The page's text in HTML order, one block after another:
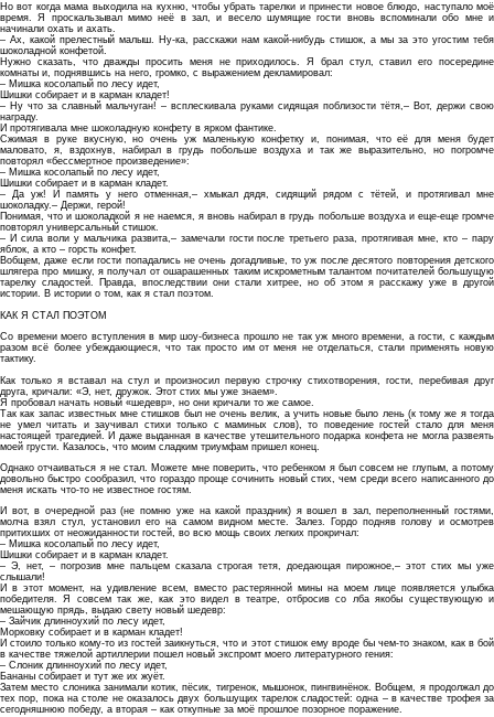
Но вот когда мама выходила на кухню, чтобы убрать тарелки и принести новое блюдо, наступало моё
время. Я проскальзывал мимо неё в зал, и весело шумящие гости вновь вспоминали обо мне и
начинали охать и ахать.
– Ах, какой прелестный малыш. Ну-ка, расскажи нам какой-нибудь стишок, а мы за это угостим тебя
шоколадной конфетой.
Нужно сказать, что дважды просить меня не приходилось. Я брал стул, ставил его посередине
комнаты и, поднявшись на него, громко, с выражением декламировал:
– Мишка косолапый по лесу идет,
Шишки собирает и в карман кладет!
– Ну что за славный мальчуган! – всплескивала руками сидящая поблизости тётя,– Вот, держи свою
награду.
И протягивала мне шоколадную конфету в ярком фантике.
Сжимая в руке вкусную, но очень уж маленькую конфетку и, понимая, что её для меня будет
маловато, я, вздохнув, набирал в грудь побольше воздуха и так же выразительно, но погромче
повторял «бессмертное произведение»:
– Мишка косолапый по лесу идет,
Шишки собирает и в карман кладет.
– Да уж! И память у него отменная,– хмыкал дядя, сидящий рядом с тётей, и протягивал мне
шоколадку.– Держи, герой!
Понимая, что и шоколадкой я не наемся, я вновь набирал в грудь побольше воздуха и еще-еще громче
повторял универсальный стишок.
– И сила воли у мальчика развита,– замечали гости после третьего раза, протягивая мне, кто – пару
яблок, а кто – горсть конфет.
Вобщем, даже если гости попадались не очень догадливые, то уж после десятого повторения детского
шлягера про мишку, я получал от ошарашенных таким искрометным талантом почитателей большущую
тарелку сладостей. Правда, впоследствии они стали хитрее, но об этом я расскажу уже в другой
истории. В истории о том, как я стал поэтом.
КАК Я СТАЛ ПОЭТОМ
Со времени моего вступления в мир шоу-бизнеса прошло не так уж много времени, а гости, с каждым
разом всё более убеждающиеся, что так просто им от меня не отделаться, стали применять новую
тактику.
Как только я вставал на стул и произносил первую строчку стихотворения, гости, перебивая друг
друга, кричали: «Э, нет, дружок. Этот стих мы уже знаем».
Я пробовал начать новый «шедевр», но они кричали то же самое.
Так как запас известных мне стишков был не очень велик, а учить новые было лень (к тому же я тогда
не умел читать и заучивал стихи только с маминых слов), то поведение гостей стало для меня
настоящей трагедией. И даже выданная в качестве утешительного подарка конфета не могла развеять
моей грусти. Казалось, что моим сладким триумфам пришел конец.
Однако отчаиваться я не стал. Можете мне поверить, что ребенком я был совсем не глупым, а потому
довольно быстро сообразил, что гораздо проще сочинить новый стих, чем среди всего написанного до
меня искать что-то не известное гостям.
И вот, в очередной раз (не помню уже на какой праздник) я вошел в зал, переполненный гостями,
молча взял стул, установил его на самом видном месте. Залез. Гордо подняв голову и осмотрев
притихших от неожиданности гостей, во всю мощь своих легких прокричал:
– Мишка косолапый по лесу идет,
Шишки собирает и в карман кладет.
– Э, нет, – погрозив мне пальцем сказала строгая тетя, доедающая пирожное,– этот стих мы уже
слышали!
И в этот момент, на удивление всем, вместо растерянной мины на моем лице появляется улыбка
победителя. Я совсем так же, как это видел в театре, отбросив со лба якобы существующую и
мешающую прядь, выдаю свету новый шедевр:
– Зайчик длинноухий по лесу идет,
Морковку собирает и в карман кладет!
И стоило только кому-то из гостей заикнуться, что и этот стишок ему вроде бы чем-то знаком, как в бой
в качестве тяжелой артиллерии пошел новый экспромт моего литературного гения:
– Слоник длинноухий по лесу идет,
Бананы собирает и тут же их жуёт.
Затем место слоника занимали котик, пёсик, тигренок, мышонок, пингвинёнок. Вобщем, я продолжал до
тех пор, пока на столе не оказалось двух большущих тарелок сладостей: одна – в качестве трофея за
сегодняшнюю победу, а вторая – как откупные за моё прошлое позорное поражение.